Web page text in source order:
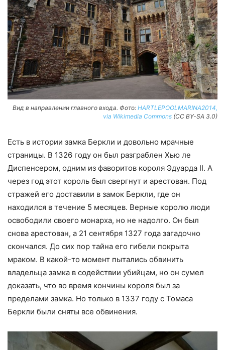
Вид в направлении главного входа. Фото: HARTLEPOOLMARINA2014,
via Wikimedia Commons (CC BY-SA 3.0)
Есть в истории замка Беркли и довольно мрачные
страницы. В 1326 году он был разграблен Хью ле
Диспенсером, одним из фаворитов короля Эдуарда II. А
через год этот король был свергнут и арестован. Под
стражей его доставили в замок Беркли, где он
находился в течение 5 месяцев. Верные королю люди
освободили своего монарха, но не надолго. Он был
снова арестован, а 21 сентября 1327 года загадочно
скончался. До сих пор тайна его гибели покрыта
мраком. В какой-то момент пытались обвинить
владельца замка в содействии убийцам, но он сумел
доказать, что во время кончины короля был за
пределами замка. Но только в 1337 году с Томаса
Беркли были сняты все обвинения.